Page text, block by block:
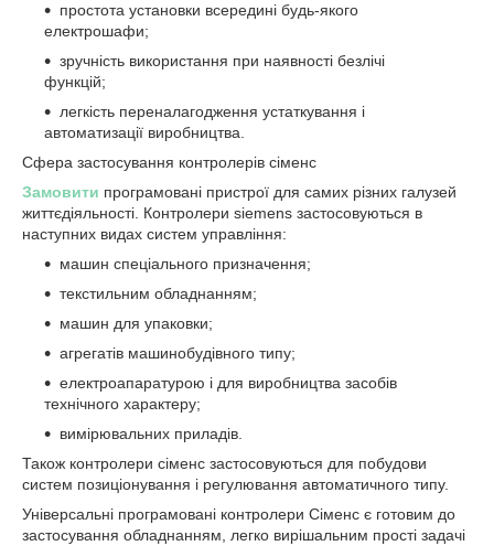
простота установки всередині будь-якого
електрошафи;
зручність використання при наявності безлічі
функцій;
легкість переналагодження устаткування і
автоматизації виробництва.
Сфера застосування контролерів сіменс
Замовити програмовані пристрої для самих різних галузей
життєдіяльності. Контролери siemens застосовуються в
наступних видах систем управління:
машин спеціального призначення;
текстильним обладнанням;
машин для упаковки;
агрегатів машинобудівного типу;
електроапаратурою і для виробництва засобів
технічного характеру;
вимірювальних приладів.
Також контролери сіменс застосовуються для побудови
систем позиціонування і регулювання автоматичного типу.
Універсальні програмовані контролери Сіменс є готовим до
застосування обладнанням, легко вирішальним прості задачі